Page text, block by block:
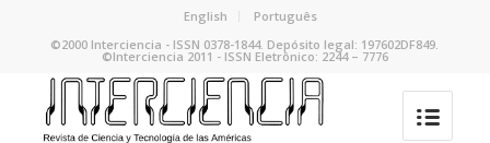
English
Português
©2000 Interciencia - ISSN 0378-1844. Depósito legal: 197602DF849.
©Interciencia 2011 - ISSN Eletrônico: 2244 – 7776